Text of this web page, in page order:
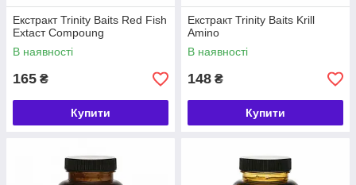
Екстракт Trinity Baits Red Fish
Extacт Compoung
В наявності
165 ₴
Купити
Екстракт Trinity Baits Krill
Amino
В наявності
148 ₴
Купити